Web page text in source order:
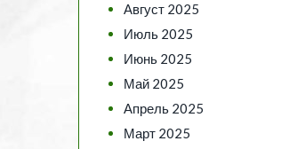
Август 2025
Июль 2025
Июнь 2025
Май 2025
Апрель 2025
Март 2025